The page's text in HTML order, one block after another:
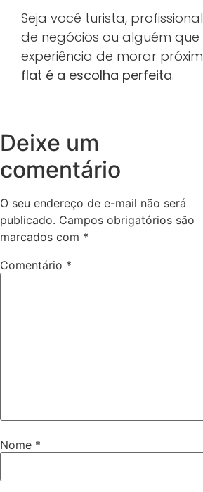
Seja você turista,
de negócios ou alguém que
experiência de morar
flat é a escolha perfeita.
Deixe um
comentário
O seu endereço de e-mail não será
publicado. Campos obrigatórios são
marcados com *
Comentário *
Nome *